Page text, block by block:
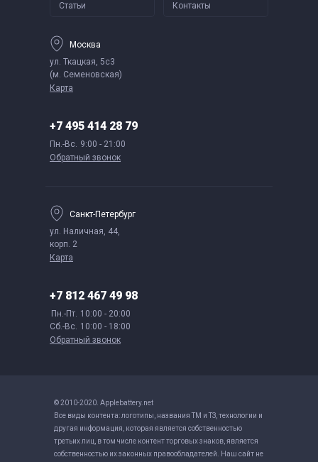
Статьи Контакты
Москва
ул. Ткацкая, 5с3
(м. Семеновская)
Карта
+7 495 414 28 79
Пн.-Вс. 9:00 - 21:00
Обратный звонок
Санкт-Петербург
ул. Наличная, 44,
корп. 2
Карта
+7 812 467 49 98
Пн.-Пт. 10:00 - 20:00
Сб.-Вс. 10:00 - 18:00
Обратный звонок
© 2010-2020. Applebattery.net
Все виды контента: логотипы, названия ТМ и ТЗ, технологии и
другая информация, которая является собственностью
третьих лиц, в том числе контент торговых знаков, является
собственностью их законных правообладателей. Наш сайт не